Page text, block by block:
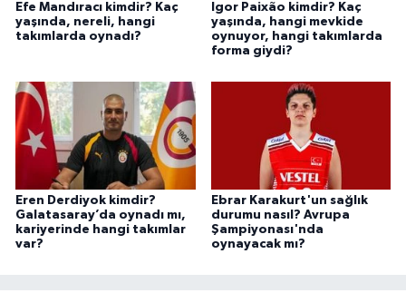
Efe Mandıracı kimdir? Kaç
yaşında, nereli, hangi
takımlarda oynadı?
Igor Paixão kimdir? Kaç
yaşında, hangi mevkide
oynuyor, hangi takımlarda
forma giydi?
Eren Derdiyok kimdir?
Galatasaray’da oynadı mı,
kariyerinde hangi takımlar
var?
Ebrar Karakurt'un sağlık
durumu nasıl? Avrupa
Şampiyonası'nda
oynayacak mı?